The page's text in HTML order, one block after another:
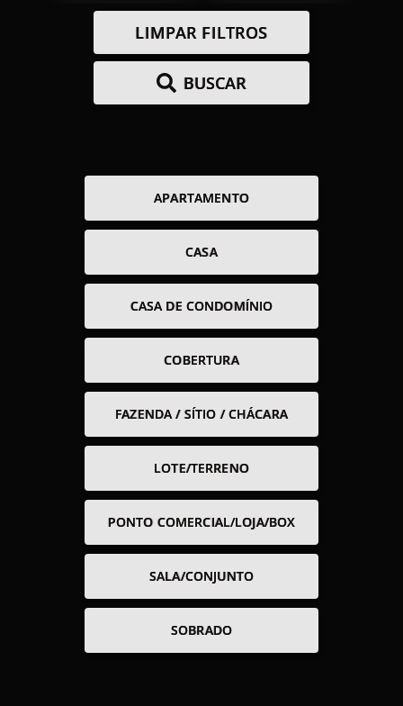
LIMPAR FILTROS
BUSCAR
APARTAMENTO
CASA
CASA DE CONDOMÍNIO
COBERTURA
FAZENDA / SÍTIO / CHÁCARA
LOTE/TERRENO
PONTO COMERCIAL/LOJA/BOX
SALA/CONJUNTO
SOBRADO